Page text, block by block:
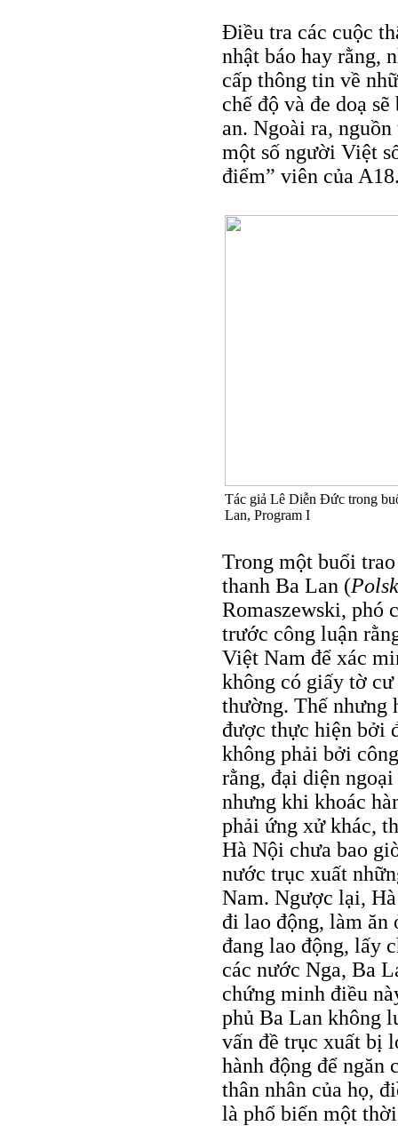
Điều tra các cuộc
nhật báo hay rằng,
cấp thông tin về
chế độ và đe doạ
an. Ngoài ra,
một số người Việt
điểm” viên của
Tác giả Lê Diễn Đức trong
Lan, Program I
Trong một buổi
thanh Ba Lan (
Romaszewski, phó
trước công luận
Việt Nam để xác
không có giấy tờ
thường. Thế nhưng
được thực hiện bởi
không phải bởi
rằng, đại diện
nhưng khi khoác
phải ứng xử khác,
Hà Nội chưa bao
nước trục xuất
Nam. Ngược lại,
đi lao động, làm ăn
đang lao động, lấy
các nước Nga, Ba
chứng minh điều
phủ Ba Lan không
vấn đề trục xuất bị
hành động để ngăn
thân nhân của họ,
là phổ biến một